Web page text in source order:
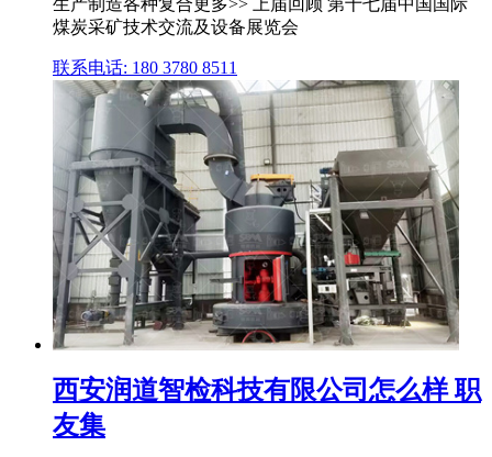
煤炭采矿技术交流及设备展览会
联系电话: 180 3780 8511
西安润道智检科技有限公司怎么样 职
友集